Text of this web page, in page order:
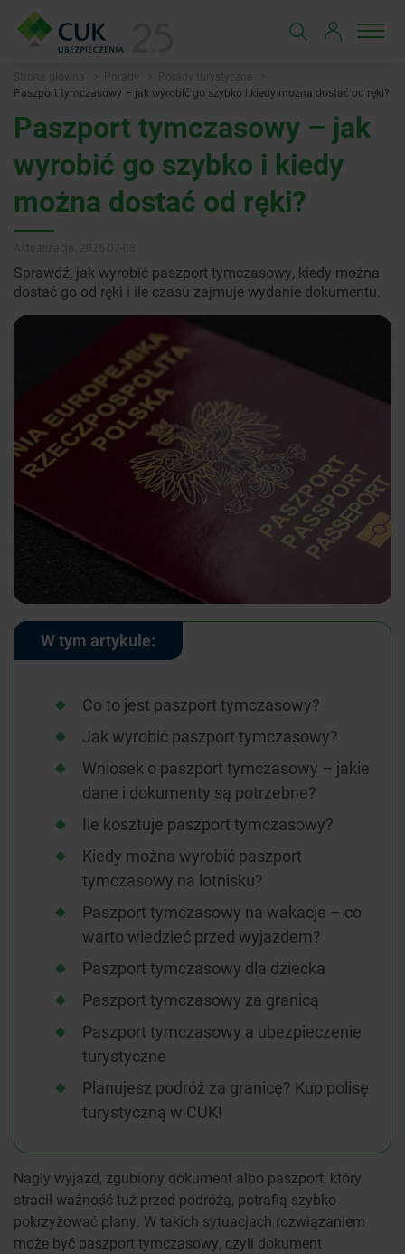
Paszport tymczasowy – jak wyrobić go szybko i kiedy można dostać od ręki?
Paszport tymczasowy – jak
wyrobić go szybko i kiedy
można dostać od ręki?
Sprawdź, jak wyrobić paszport tymczasowy, kiedy można
dostać go od ręki i ile czasu zajmuje wydanie dokumentu.
W tym artykule:
Co to jest paszport tymczasowy?
Jak wyrobić paszport tymczasowy?
Wniosek o paszport tymczasowy – jakie
dane i dokumenty są potrzebne?
Ile kosztuje paszport tymczasowy?
Kiedy można wyrobić paszport
tymczasowy na lotnisku?
Paszport tymczasowy na wakacje – co
warto wiedzieć przed wyjazdem?
Paszport tymczasowy dla dziecka
Paszport tymczasowy za granicą
Paszport tymczasowy a ubezpieczenie
turystyczne
Planujesz podróż za granicę? Kup polisę
turystyczną w CUK!
Nagły wyjazd, zgubiony dokument albo paszport, który
stracił ważność tuż przed podróżą, potrafią szybko
pokrzyżować plany. W takich sytuacjach rozwiązaniem
może być paszport tymczasowy, czyli dokument